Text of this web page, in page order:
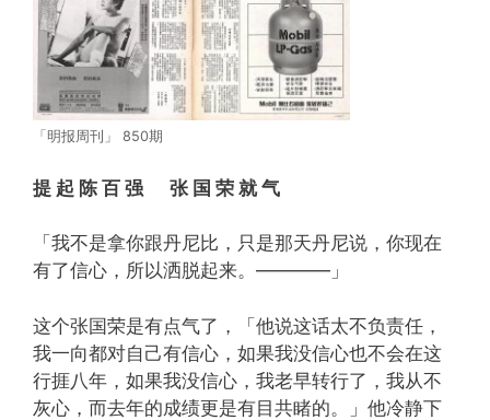
「明报周刊」 850期
提 起 陈 百 强 张 国 荣 就 气
「我不是拿你跟丹尼比，只是那天丹尼说，你现在
有了信心，所以洒脱起来。————」
这个张国荣是有点气了，「他说这话太不负责任，
我一向都对自己有信心，如果我没信心也不会在这
行捱八年，如果我没信心，我老早转行了，我从不
灰心，而去年的成绩更是有目共睹的。」他冷静下